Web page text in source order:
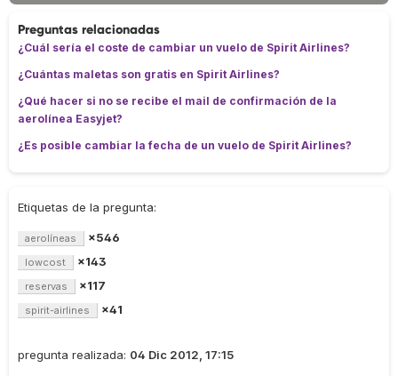
Preguntas relacionadas
¿Cuál sería el coste de cambiar un vuelo de Spirit Airlines?
¿Cuántas maletas son gratis en Spirit Airlines?
¿Qué hacer si no se recibe el mail de confirmación de la
aerolínea Easyjet?
¿Es posible cambiar la fecha de un vuelo de Spirit Airlines?
Etiquetas de la pregunta:
aerolíneas ×546
lowcost ×143
reservas ×117
spirit-airlines ×41
pregunta realizada: 04 Dic 2012, 17:15